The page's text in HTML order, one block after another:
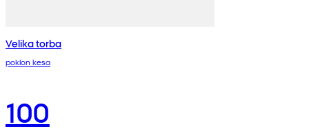
Velika torba
poklon kesa
100